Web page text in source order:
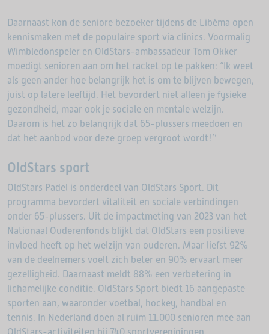
Daarnaast kon de seniore bezoeker tijdens de Libéma open
kennismaken met de populaire sport via clinics. Voormalig
Wimbledonspeler en OldStars-ambassadeur Tom Okker
moedigt senioren aan om het racket op te pakken: “Ik weet
als geen ander hoe belangrijk het is om te blijven bewegen,
juist op latere leeftijd. Het bevordert niet alleen je fysieke
gezondheid, maar ook je sociale en mentale welzijn.
Daarom is het zo belangrijk dat 65-plussers meedoen en
dat het aanbod voor deze groep vergroot wordt!’’
OldStars sport
OldStars Padel is onderdeel van OldStars Sport. Dit
programma bevordert vitaliteit en sociale verbindingen
onder 65-plussers. Uit de impactmeting van 2023 van het
Nationaal Ouderenfonds blijkt dat OldStars een positieve
invloed heeft op het welzijn van ouderen. Maar liefst 92%
van de deelnemers voelt zich beter en 90% ervaart meer
gezelligheid. Daarnaast meldt 88% een verbetering in
lichamelijke conditie. OldStars Sport biedt 16 aangepaste
sporten aan, waaronder voetbal, hockey, handbal en
tennis. In Nederland doen al ruim 11.000 senioren mee aan